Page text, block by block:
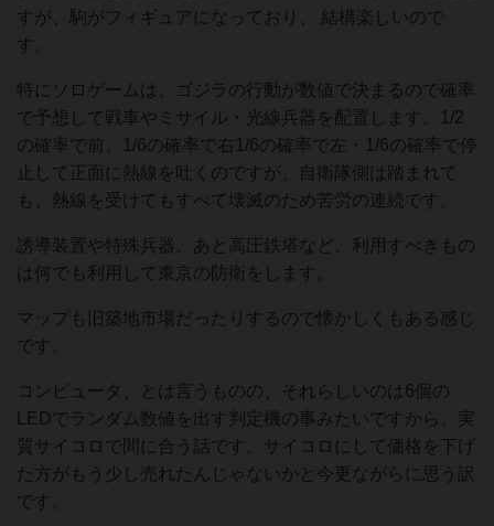
すが、駒がフィギュアになっており、 結構楽しいので
す。
特にソロゲームは、ゴジラの行動が数値で決まるので確率
で予想して戦車やミサイル・光線兵器を配置します。1/2
の確率で前、1/6の確率で右1/6の確率で左・1/6の確率で停
止して正面に熱線を吐くのですが、自衛隊側は踏まれて
も、熱線を受けてもすべて壊滅のため苦労の連続です。
誘導装置や特殊兵器、あと高圧鉄塔など、利用すべきもの
は何でも利用して東京の防衛をします。
マップも旧築地市場だったりするので懐かしくもある感じ
です。
コンピュータ、とは言うものの、それらしいのは6個の
LEDでランダム数値を出す判定機の事みたいですから、実
質サイコロで間に合う話です。サイコロにして価格を下げ
た方がもう少し売れたんじゃないかと今更ながらに思う訳
です。